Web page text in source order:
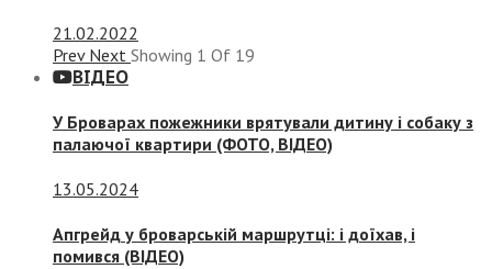
21.02.2022
Prev Next Showing 1 Of 19
ВІДЕО
У Броварах пожежники врятували дитину і собаку з
палаючої квартири (ФОТО, ВІДЕО)
13.05.2024
Апгрейд у броварській маршрутці: і доїхав, і
помився (ВІДЕО)